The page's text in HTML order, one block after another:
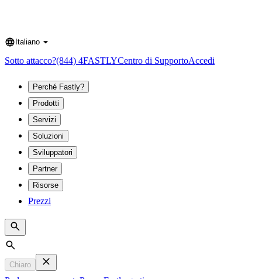
Language
Italiano
Sotto attacco?(844) 4FASTLYCentro di SupportoAccedi
Perché Fastly?
Prodotti
Servizi
Soluzioni
Sviluppatori
Partner
Risorse
Prezzi
Search
Chiaro